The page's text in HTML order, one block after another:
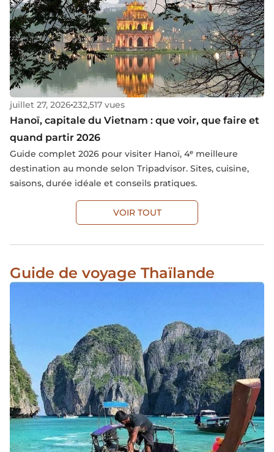
juillet 27, 2026232,517 vues
Hanoï, capitale du Vietnam : que voir, que faire et
quand partir 2026
Guide complet 2026 pour visiter Hanoï, 4ᵉ meilleure
destination au monde selon Tripadvisor. Sites, cuisine,
saisons, durée idéale et conseils pratiques.
VOIR TOUT
Guide de voyage Thaïlande